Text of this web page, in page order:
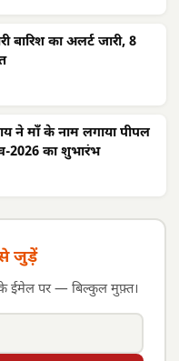
बारिश का अलर्ट जारी, 8
ने माँ के नाम लगाया पीपल
2026 का शुभारंभ
जुड़ें
ईमेल पर — बिल्कुल मुफ़्त।